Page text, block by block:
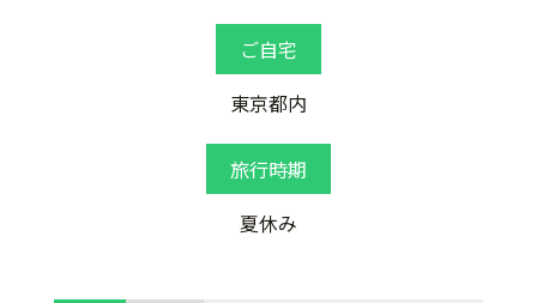
ご自宅
東京都内
旅行時期
夏休み